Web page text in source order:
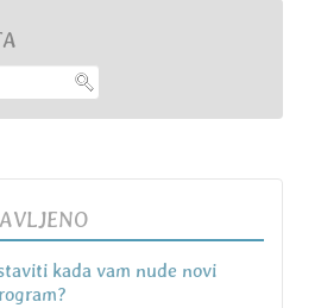
kada vam nude novi